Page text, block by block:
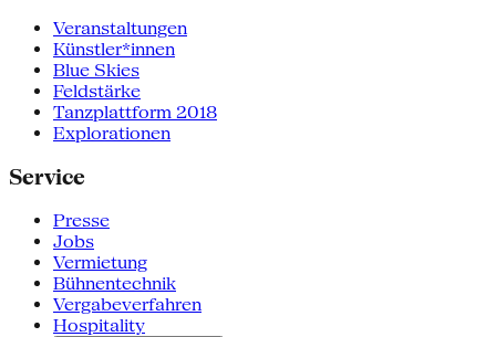
Veranstaltungen
Künstler*innen
Blue Skies
Feldstärke
Tanzplattform 2018
Explorationen
Service
Presse
Jobs
Vermietung
Bühnentechnik
Vergabeverfahren
Hospitality